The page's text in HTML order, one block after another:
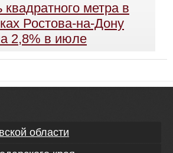
квадратного метра в
Ростова-на-Дону
2,8% в июле
области